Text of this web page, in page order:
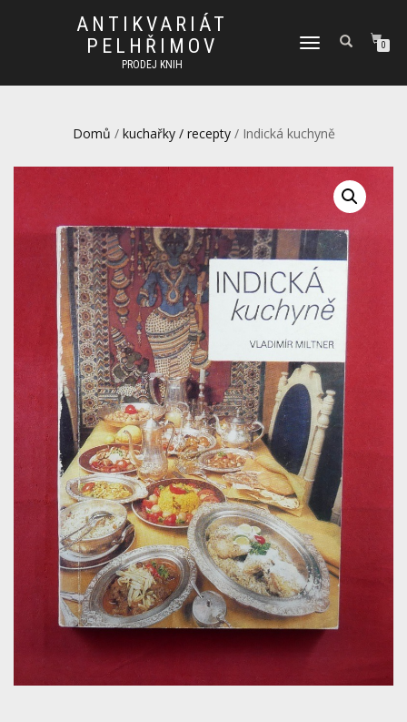
ANTIKVARIÁT
PELHŘIMOV
PRODEJ KNIH
PŘEPNOUT
0
Domů / kuchařky / recepty/ Indická kuchyně